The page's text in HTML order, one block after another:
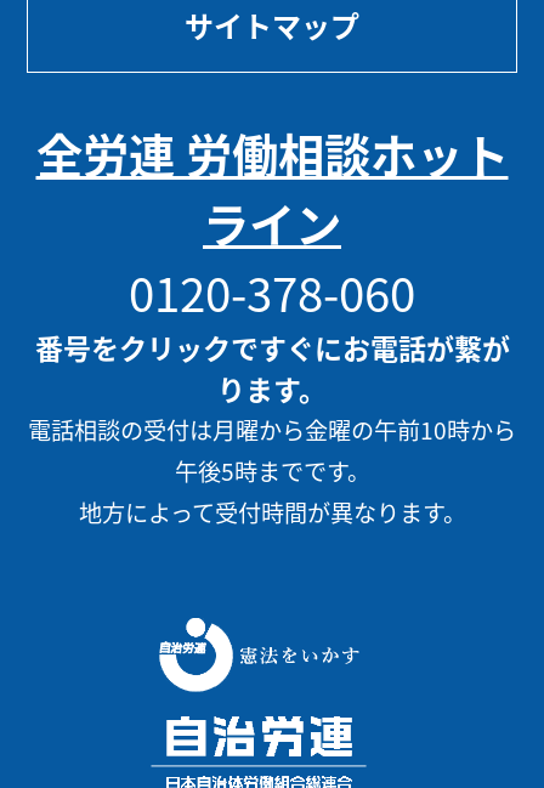
サイトマップ
全労連 労働相談ホット
ライン
0120-378-060
番号をクリックですぐにお電話が繋が
ります。
電話相談の受付は月曜から金曜の午前10時から
午後5時までです。
地方によって受付時間が異なります。